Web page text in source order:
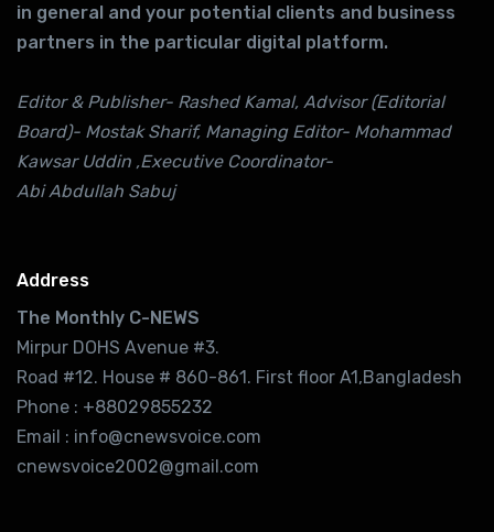
in general and your potential clients and business
partners in the particular digital platform.
Editor & Publisher- Rashed Kamal, Advisor (Editorial
Board)- Mostak Sharif, Managing Editor- Mohammad
Kawsar Uddin ,Executive Coordinator-
Abi Abdullah Sabuj
Address
The Monthly C-NEWS
Mirpur DOHS Avenue #3.
Road #12. House # 860-861. First floor A1,Bangladesh
Phone : +88029855232
Email : info@cnewsvoice.com
cnewsvoice2002@gmail.com